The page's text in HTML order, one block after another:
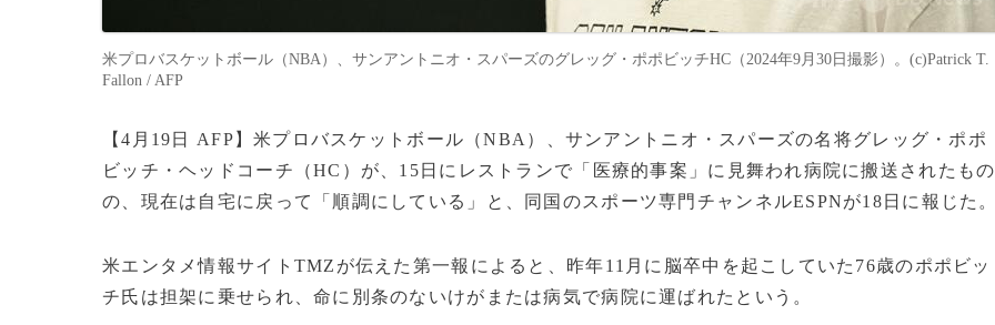
米プロバスケットボール（NBA）、サンアントニオ・スパーズのグレッグ・ポポビッチHC（2024年9月30日撮影）。(c)Patrick T.
Fallon / AFP
【4月19日 AFP】米プロバスケットボール（NBA）、サンアントニオ・スパーズの名将グレッグ・ポポ
ビッチ・ヘッドコーチ（HC）が、15日にレストランで「医療的事案」に見舞われ病院に搬送されたもの
の、現在は自宅に戻って「順調にしている」と、同国のスポーツ専門チャンネルESPNが18日に報じた。
米エンタメ情報サイトTMZが伝えた第一報によると、昨年11月に脳卒中を起こしていた76歳のポポビッ
チ氏は担架に乗せられ、命に別条のないけがまたは病気で病院に運ばれたという。